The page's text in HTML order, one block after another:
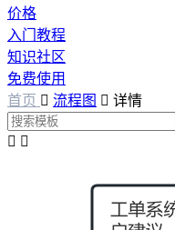
价格
入门教程
知识社区
免费使用
首页  流程图  详情
 